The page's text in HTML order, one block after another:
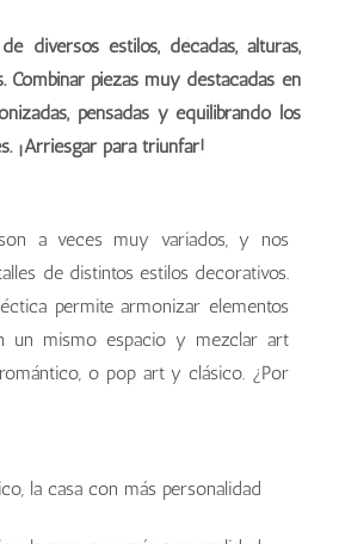
diversos estilos, décadas, alturas,
Combinar piezas muy destacadas en
pensadas y equilibrando los
¡Arriesgar para triunfar!
a veces muy variados, y nos
de distintos estilos decorativos.
permite armonizar elementos
un mismo espacio y mezclar art
o pop art y clásico. ¿Por